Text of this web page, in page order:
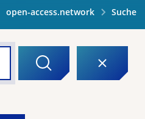
open-access.network Suche